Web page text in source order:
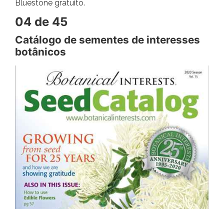
Bluestone gratuito.
04 de 45
Catálogo de sementes de interesses
botânicos